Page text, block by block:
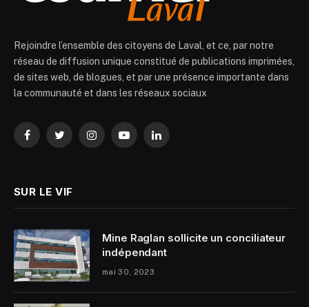
Rejoindre l’ensemble des citoyens de Laval, et ce, par notre
réseau de diffusion unique constitué de publications imprimées,
de sites web, de blogues, et par une présence importante dans
la communauté et dans les réseaux sociaux
FacebookTwitterInstagramYouTubeLinkedIn
SUR LE VIF
Mine Raglan sollicite un conciliateur
indépendant
mai 30, 2023